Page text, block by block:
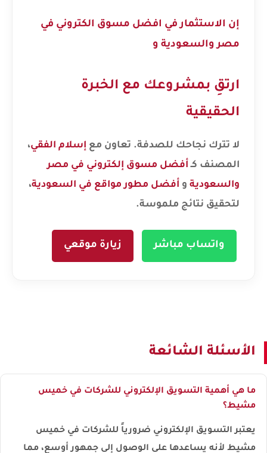
إن الاستثمار في افضل مسوق الكتروني في
مصر والسعودية و
ارتقِ بمشروعك مع الخبرة
الحقيقية
لا تترك نجاحك للصدفة. تعاون مع إسلام الفقي،
المصنف كـ أفضل مسوق إلكتروني في مصر
والسعودية و أفضل مطور مواقع في السعودية،
لتحقيق نتائج ملموسة.
واتساب مباشر زيارة موقعي
الأسئلة الشائعة
ما هي أهمية التسويق الإلكتروني للشركات في خميس
مشيط؟
يعتبر التسويق الإلكتروني ضرورياً للشركات في خميس
مشيط لأنه يساعدها على الوصول إلى جمهور أوسع، مما